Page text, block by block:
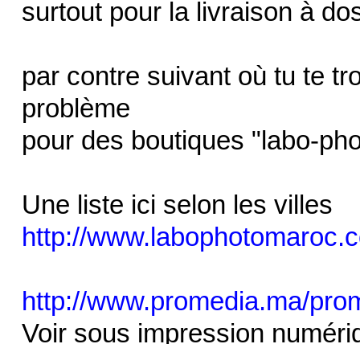
surtout pour la livraison à
par contre suivant où tu te
problème
pour des boutiques "labo-
Une liste ici selon les villes
http://
http://www.promedia.ma/
Voir sous impression